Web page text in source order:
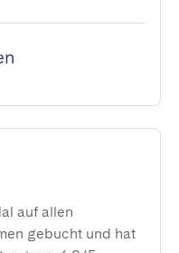
auf allen
gebucht und hat